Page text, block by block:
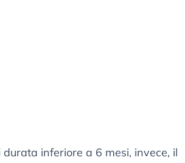
inferiore a 6 mesi, invece, il